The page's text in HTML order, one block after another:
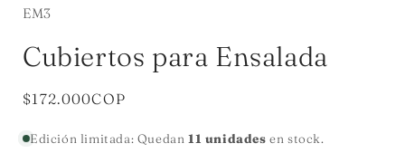
EM3
Cubiertos para Ensalada
Precio
$172.000COP
Edición limitada: Quedan 11 unidades en stock.